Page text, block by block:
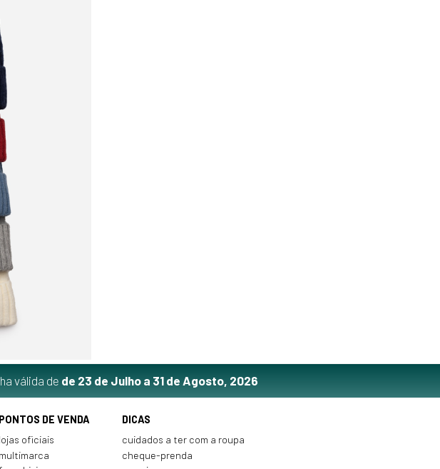
válida de de 23 de Julho a 31 de Agosto, 2026
PONTOS DE VENDA
lojas oficiais
multimarca
DICAS
cuidados a ter com a roupa
cheque-prenda